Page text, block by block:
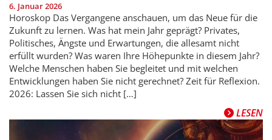
6. Januar 2026
Horoskop Das Vergangene anschauen, um das Neue für die
Zukunft zu lernen. Was hat mein Jahr geprägt? Privates,
Politisches, Ängste und Erwartungen, die allesamt nicht
erfüllt wurden? Was waren Ihre Höhepunkte in diesem Jahr?
Welche Menschen haben Sie begleitet und mit welchen
Entwicklungen haben Sie nicht gerechnet? Zeit für Reflexion.
2026: Lassen Sie sich nicht […]
LESEN